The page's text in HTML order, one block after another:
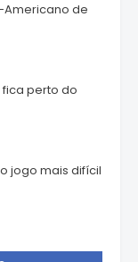
Americano de
fica perto do
jogo mais difícil